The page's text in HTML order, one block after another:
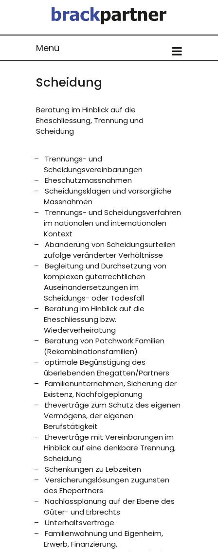
Menü
Scheidung
Beratung im Hinblick auf die
Eheschliessung, Trennung und
Scheidung
Trennungs- und
Scheidungsvereinbarungen
Eheschutzmassnahmen
Scheidungsklagen und vorsorgliche
Massnahmen
Trennungs- und Scheidungsverfahren
im nationalen und internationalen
Kontext
Abänderung von Scheidungsurteilen
zufolge veränderter Verhältnisse
Begleitung und Durchsetzung von
komplexen güterrechtlichen
Auseinandersetzungen im
Scheidungs- oder Todesfall
Beratung im Hinblick auf die
Eheschliessung bzw.
Wiederverheiratung
Beratung von Patchwork Familien
(Rekombinationsfamilien)
optimale Begünstigung des
überlebenden Ehegatten/Partners
Familienunternehmen, Sicherung der
Existenz, Nachfolgeplanung
Eheverträge zum Schutz des eigenen
Vermögens, der eigenen
Berufstätigkeit
Eheverträge mit Vereinbarungen im
Hinblick auf eine denkbare Trennung,
Scheidung
Schenkungen zu Lebzeiten
Versicherungslösungen zugunsten
des Ehepartners
Nachlassplanung auf der Ebene des
Güter- und Erbrechts
Unterhaltsverträge
Familienwohnung und Eigenheim,
Erwerb, Finanzierung,